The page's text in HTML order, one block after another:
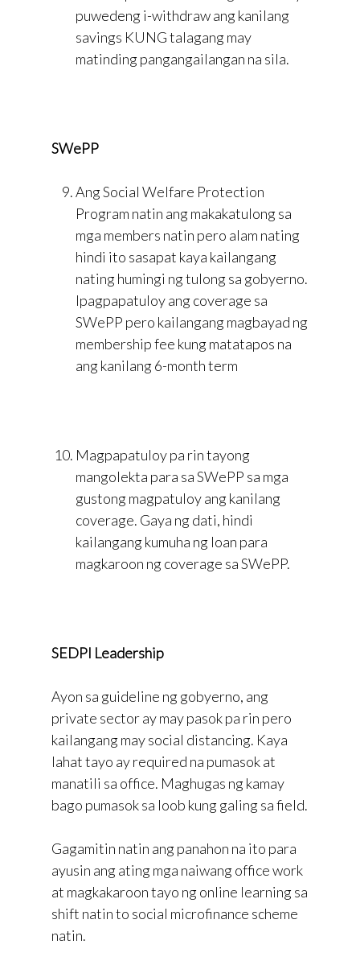
puwedeng i-withdraw ang kanilang
savings KUNG talagang may
matinding pangangailangan na sila.
SWePP
Ang Social Welfare Protection
Program natin ang makakatulong sa
mga members natin pero alam nating
hindi ito sasapat kaya kailangang
nating humingi ng tulong sa gobyerno.
Ipagpapatuloy ang coverage sa
SWePP pero kailangang magbayad ng
membership fee kung matatapos na
ang kanilang 6-month term
Magpapatuloy pa rin tayong
mangolekta para sa SWePP sa mga
gustong magpatuloy ang kanilang
coverage. Gaya ng dati, hindi
kailangang kumuha ng loan para
magkaroon ng coverage sa SWePP.
SEDPI Leadership
Ayon sa guideline ng gobyerno, ang
private sector ay may pasok pa rin pero
kailangang may social distancing. Kaya
lahat tayo ay required na pumasok at
manatili sa office. Maghugas ng kamay
bago pumasok sa loob kung galing sa field.
Gagamitin natin ang panahon na ito para
ayusin ang ating mga naiwang office work
at magkakaroon tayo ng online learning sa
shift natin to social microfinance scheme
natin.